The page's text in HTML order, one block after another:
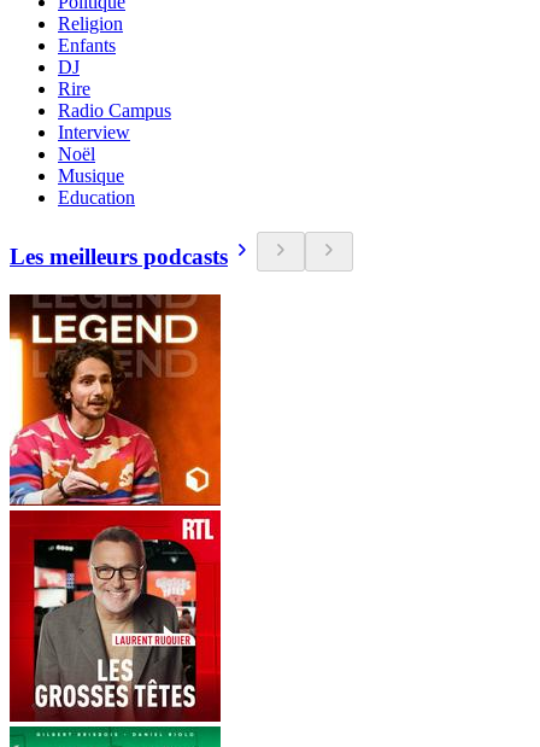
Religion
Enfants
DJ
Rire
Radio Campus
Interview
Noël
Musique
Education
Les meilleurs podcasts